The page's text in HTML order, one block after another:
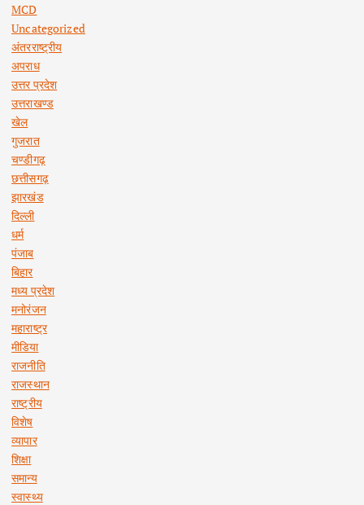
MCD
Uncategorized
अंतरराष्ट्रीय
अपराध
उत्तर प्रदेश
उत्तराखण्ड
खेल
गुजरात
चण्डीगढ़
छत्तीसगढ़
झारखंड
दिल्ली
धर्म
पंजाब
बिहार
मध्य प्रदेश
मनोरंजन
महाराष्ट्र
मीडिया
राजनीति
राजस्थान
राष्ट्रीय
विशेष
व्यापार
शिक्षा
समान्य
स्वास्थ्य